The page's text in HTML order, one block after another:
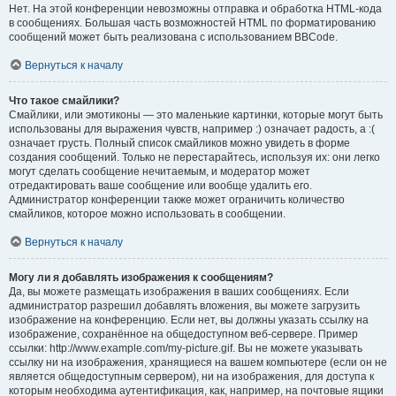
Нет. На этой конференции невозможны отправка и обработка HTML-кода
в сообщениях. Большая часть возможностей HTML по форматированию
сообщений может быть реализована с использованием BBCode.
Вернуться к началу
Что такое смайлики?
Смайлики, или эмотиконы — это маленькие картинки, которые могут быть
использованы для выражения чувств, например :) означает радость, а :(
означает грусть. Полный список смайликов можно увидеть в форме
создания сообщений. Только не перестарайтесь, используя их: они легко
могут сделать сообщение нечитаемым, и модератор может
отредактировать ваше сообщение или вообще удалить его.
Администратор конференции также может ограничить количество
смайликов, которое можно использовать в сообщении.
Вернуться к началу
Могу ли я добавлять изображения к сообщениям?
Да, вы можете размещать изображения в ваших сообщениях. Если
администратор разрешил добавлять вложения, вы можете загрузить
изображение на конференцию. Если нет, вы должны указать ссылку на
изображение, сохранённое на общедоступном веб-сервере. Пример
ссылки: http://www.example.com/my-picture.gif. Вы не можете указывать
ссылку ни на изображения, хранящиеся на вашем компьютере (если он не
является общедоступным сервером), ни на изображения, для доступа к
которым необходима аутентификация, как, например, на почтовые ящики